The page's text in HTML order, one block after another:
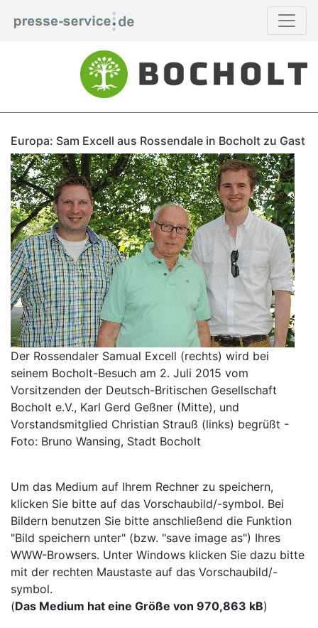
Europa: Sam Excell aus Rossendale in Bocholt zu Gast
Der Rossendaler Samual Excell (rechts) wird bei
seinem Bocholt-Besuch am 2. Juli 2015 vom
Vorsitzenden der Deutsch-Britischen Gesellschaft
Bocholt e.V., Karl Gerd Geßner (Mitte), und
Vorstandsmitglied Christian Strauß (links) begrüßt -
Foto: Bruno Wansing, Stadt Bocholt
Um das Medium auf Ihrem Rechner zu speichern,
klicken Sie bitte auf das Vorschaubild/-symbol. Bei
Bildern benutzen Sie bitte anschließend die Funktion
"Bild speichern unter" (bzw. "save image as") Ihres
WWW-Browsers. Unter Windows klicken Sie dazu bitte
mit der rechten Maustaste auf das Vorschaubild/-
symbol.
(Das Medium hat eine Größe von 970,863 kB)